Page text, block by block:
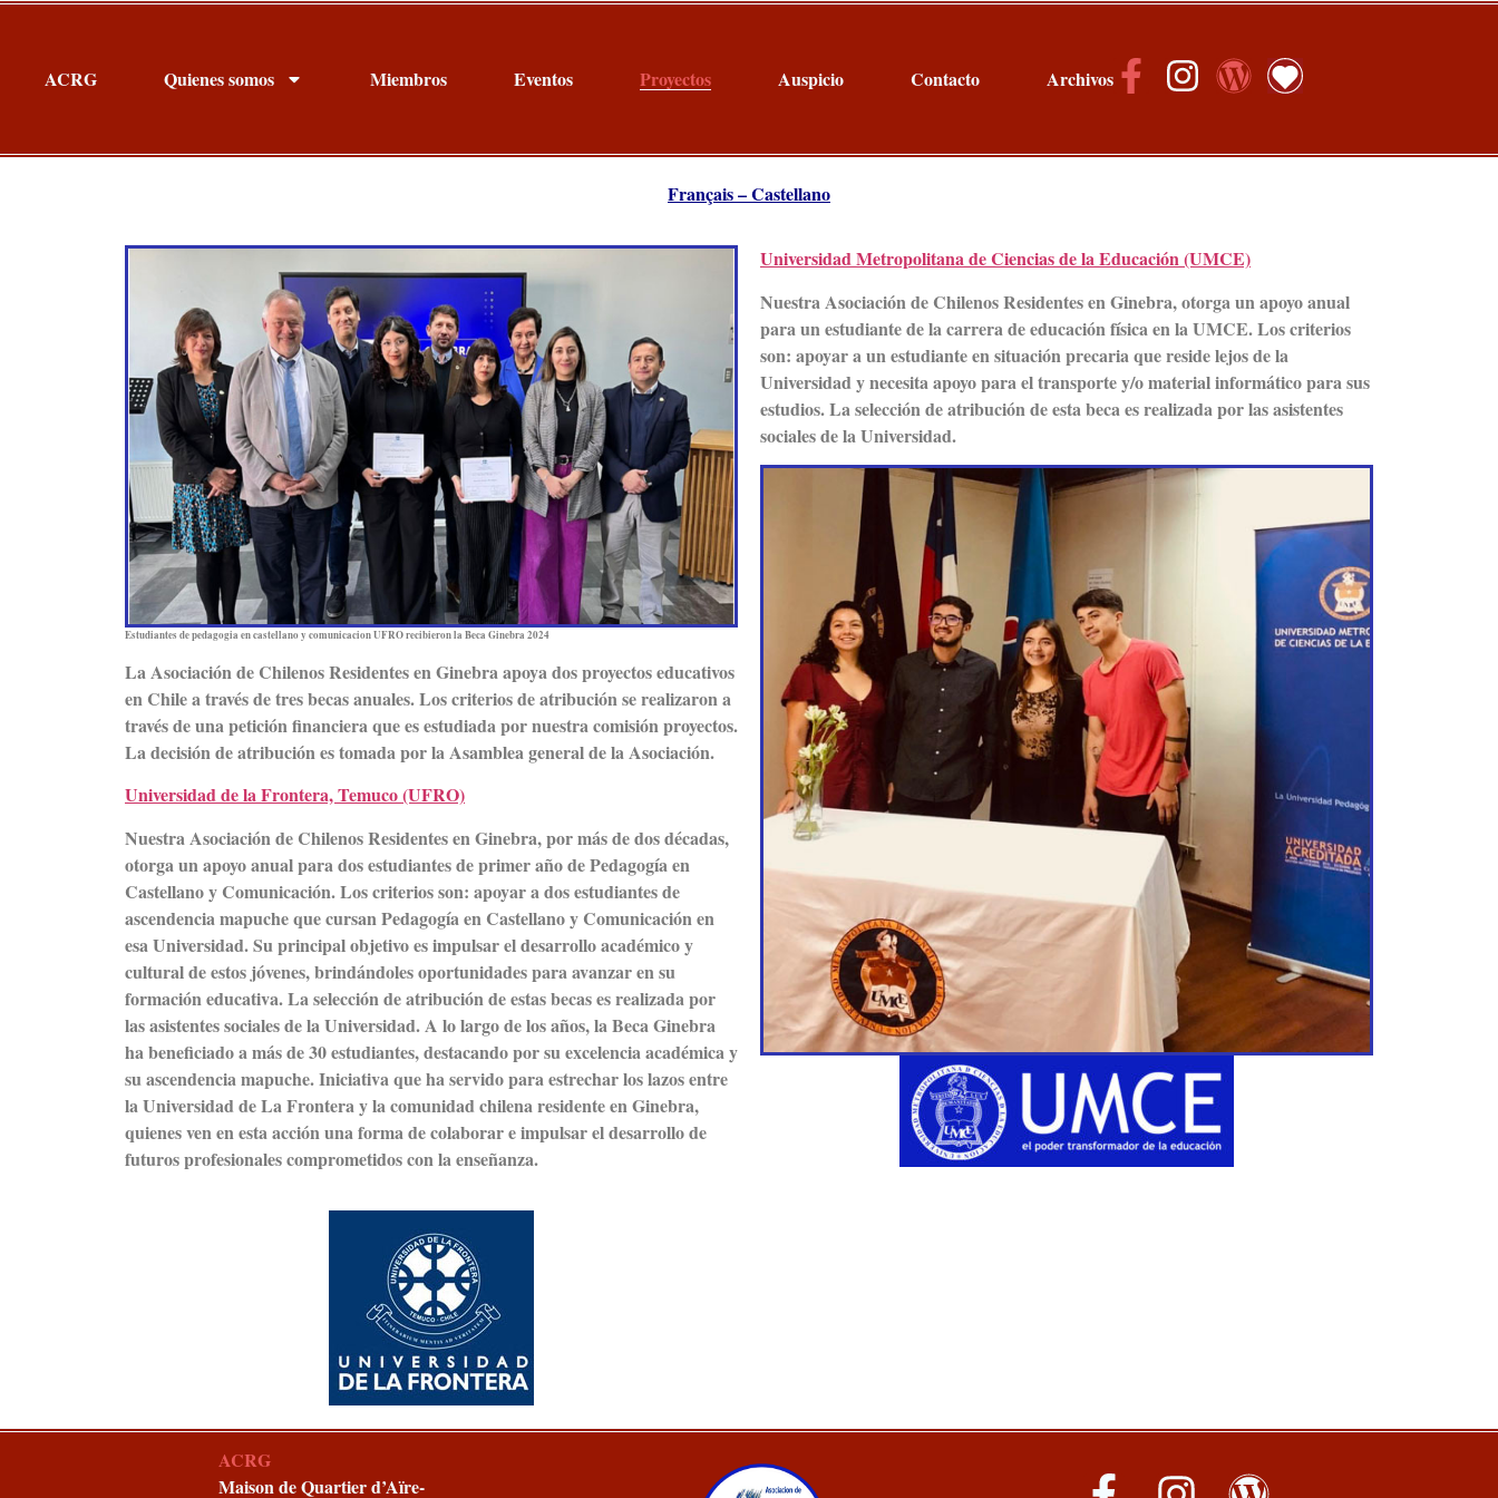
ACRG Quienes somos Miembros Eventos Proyectos Auspicio Contacto Archivos
Français–Castellano
Estudiantes de pedagogia en castellano y comunicacion UFRO recibieron la Beca Ginebra 2024
La Asociación de Chilenos Residentes en Ginebra apoya dos proyectos educativos
en Chile a través de tres becas anuales. Los criterios de atribución se realizaron a
través de una petición financiera que es estudiada por nuestra comisión proyectos.
La decisión de atribución es tomada por la Asamblea general de la Asociación.
Universidad de la Frontera, Temuco (UFRO)
Nuestra Asociación de Chilenos Residentes en Ginebra, por más de dos décadas,
otorga un apoyo anual para dos estudiantes de primer año de Pedagogía en
Castellano y Comunicación. Los criterios son: apoyar a dos estudiantes de
ascendencia mapuche que cursan Pedagogía en Castellano y Comunicación en
esa Universidad. Su principal objetivo es impulsar el desarrollo académico y
cultural de estos jóvenes, brindándoles oportunidades para avanzar en su
formación educativa. La selección de atribución de estas becas es realizada por
las asistentes sociales de la Universidad. A lo largo de los años, la Beca Ginebra
ha beneficiado a más de 30 estudiantes, destacando por su excelencia académica y
su ascendencia mapuche. Iniciativa que ha servido para estrechar los lazos entre
la Universidad de La Frontera y la comunidad chilena residente en Ginebra,
quienes ven en esta acción una forma de colaborar e impulsar el desarrollo de
futuros profesionales comprometidos con la enseñanza.
Universidad Metropolitana de Ciencias de la Educación (UMCE)
Nuestra Asociación de Chilenos Residentes en Ginebra, otorga un apoyo anual
para un estudiante de la carrera de educación física en la UMCE. Los criterios
son: apoyar a un estudiante en situación precaria que reside lejos de la
Universidad y necesita apoyo para el transporte y/o material informático para sus
estudios. La selección de atribución de esta beca es realizada por las asistentes
sociales de la Universidad.
ACRG
Maison de Quartier d’Aïre-